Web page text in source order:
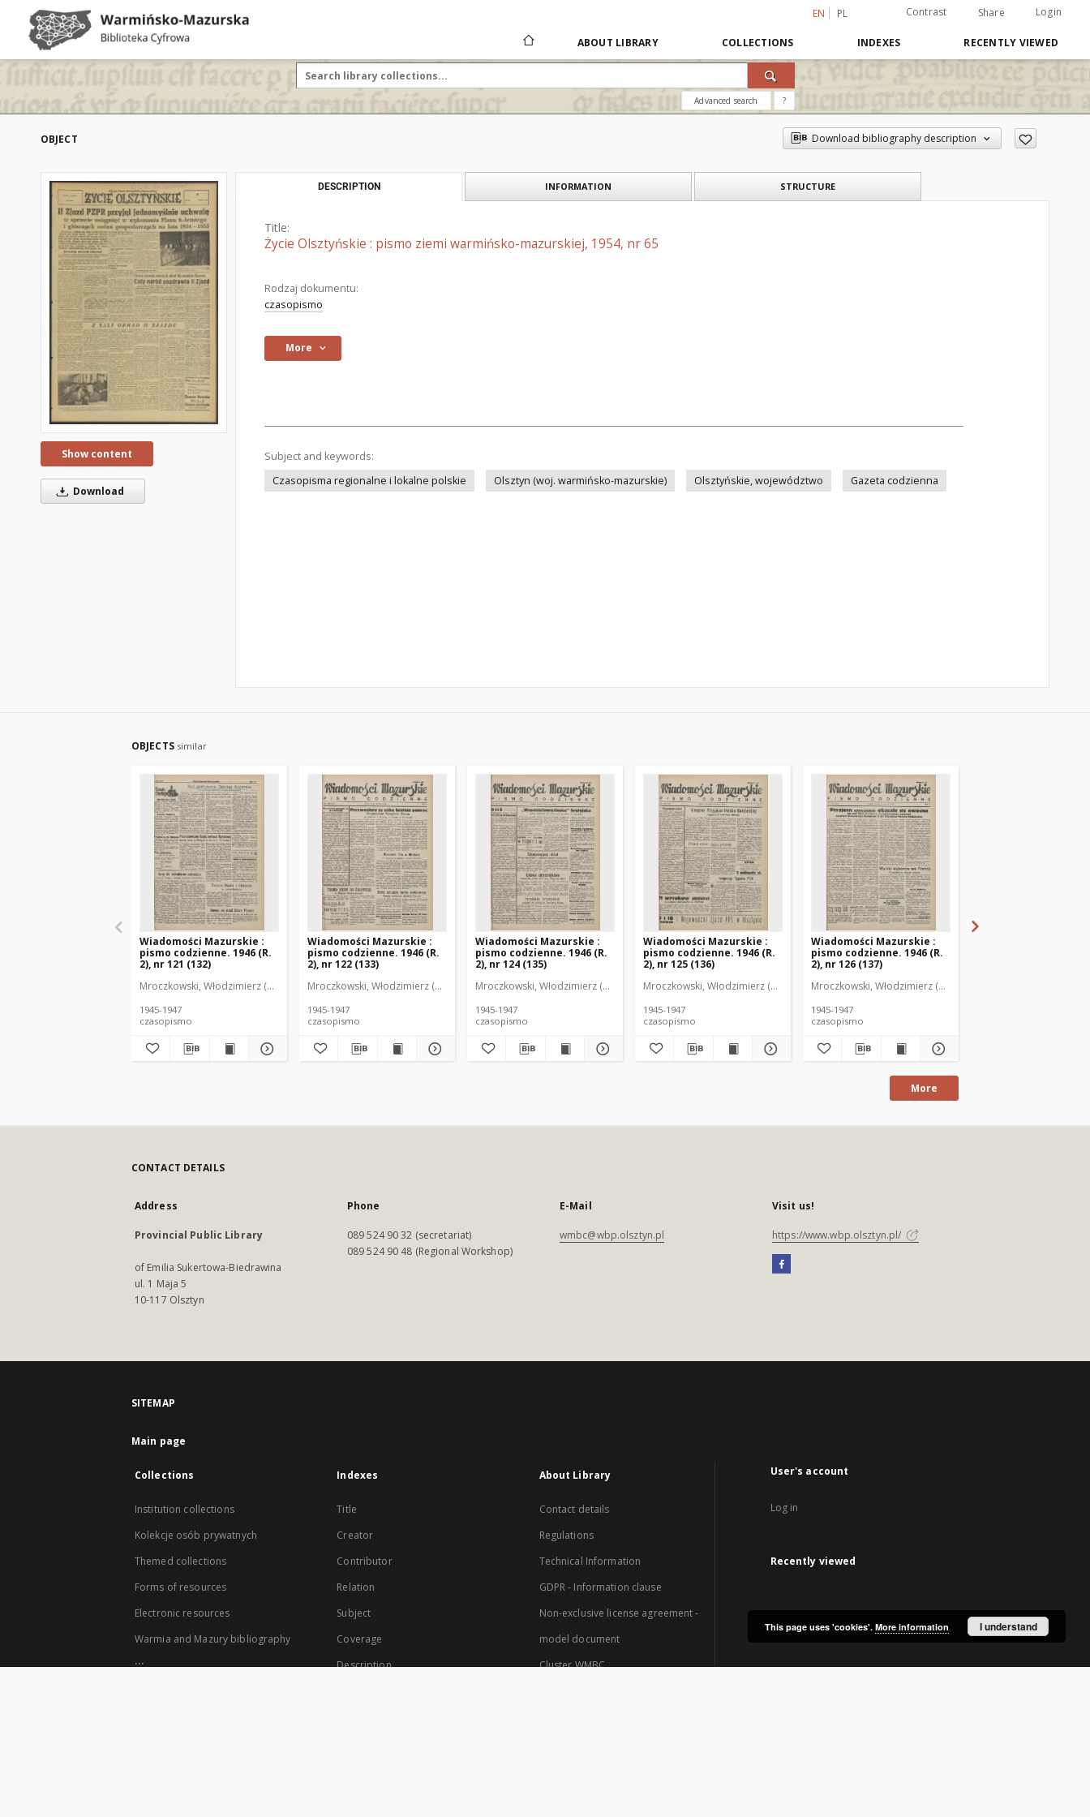
EN PL Contrast Share Login
ABOUT LIBRARY COLLECTIONS INDEXES RECENTLY VIEWED
Advanced search ?
OBJECT Download bibliography description
Show content
Download
DESCRIPTION INFORMATION STRUCTURE
Title:
Życie Olsztyńskie : pismo ziemi warmińsko-mazurskiej, 1954, nr 65
Rodzaj dokumentu:
czasopismo
More
Subject and keywords:
Czasopisma regionalne i lokalne polskie
Olsztyn (woj. warmińsko-mazurskie) Olsztyńskie, województwo Gazeta codzienna
OBJECTS similar
Wiadomości Mazurskie :
pismo codzienne. 1946 (R.
2), nr 121 (132)
Mroczkowski, Włodzimierz (1902-1971). Redaktor
1945-1947
czasopismo
Wiadomości Mazurskie :
pismo codzienne. 1946 (R.
2), nr 122 (133)
Mroczkowski, Włodzimierz (1902-1971). Redaktor
1945-1947
czasopismo
Wiadomości Mazurskie :
pismo codzienne. 1946 (R.
2), nr 124 (135)
Mroczkowski, Włodzimierz (1902-1971). Redaktor
1945-1947
czasopismo
Wiadomości Mazurskie :
pismo codzienne. 1946 (R.
2), nr 125 (136)
Mroczkowski, Włodzimierz (1902-1971). Redaktor
1945-1947
czasopismo
Wiadomości Mazurskie :
pismo codzienne. 1946 (R.
2), nr 126 (137)
Mroczkowski, Włodzimierz (1902-1971). Redaktor
1945-1947
czasopismo
More
CONTACT DETAILS
Address
Provincial Public Library
of Emilia Sukertowa-Biedrawina
ul. 1 Maja 5
10-117 Olsztyn
Phone
089 524 90 32 (secretariat)
089 524 90 48 (Regional Workshop)
E-Mail
wmbc@wbp.olsztyn.pl
Visit us!
https://www.wbp.olsztyn.pl/
SITEMAP
Main page
Collections
Institution collections
Kolekcje osób prywatnych
Themed collections
Forms of resources
Electronic resources
Warmia and Mazury bibliography
...
Indexes
Title
Creator
Contributor
Relation
Subject
Coverage
Description
About Library
Contact details
Regulations
Technical Information
GDPR - Information clause
Non-exclusive license agreement -
model document
Cluster WMBC
User's account
Log in
Recently viewed
This page uses 'cookies'. More information I understand